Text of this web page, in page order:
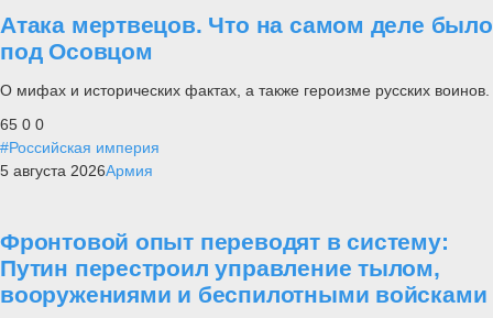
Атака мертвецов. Что на самом деле было
под Осовцом
О мифах и исторических фактах, а также героизме русских воинов.
65 0 0
#Российская империя
5 августа 2026Армия
Фронтовой опыт переводят в систему:
Путин перестроил управление тылом,
вооружениями и беспилотными войсками